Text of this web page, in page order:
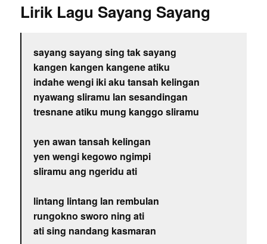
Lirik Lagu Sayang Sayang
sayang sayang sing tak sayang
kangen kangen kangene atiku
indahe wengi iki aku tansah kelingan
nyawang sliramu lan sesandingan
tresnane atiku mung kanggo sliramu
yen awan tansah kelingan
yen wengi kegowo ngimpi
sliramu ang ngeridu ati
lintang lintang lan rembulan
rungokno sworo ning ati
ati sing nandang kasmaran